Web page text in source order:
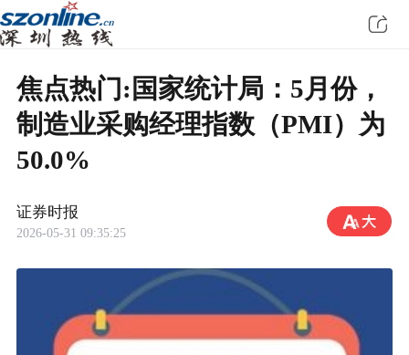
焦点热门:国家统计局：5月份，
制造业采购经理指数（PMI）为
50.0%
证券时报
2026-05-31 09:35:25